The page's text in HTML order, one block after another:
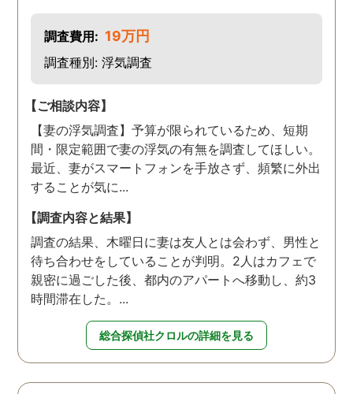
きました。 サポートの方
も、不安で日々辛い気持ち
対応して頂いた上に、かな
り迅速に弁護士に関するア
ドバイスを頂き繋いで下さ
った事、本当に感謝してい
ます。
調査費用: 19万円
調査種別: 浮気調査
【ご相談内容】
【妻の浮気調査】予算が限られているため、短期
間・限定範囲で妻の浮気の有無を調査してほしい。
最近、妻がスマートフォンを手放さず、頻繁に外出
することが気に...
【調査内容と結果】
調査の結果、木曜日に妻は友人とは会わず、男性と
待ち合わせをしていることが判明。2人はカフェで
親密に過ごした後、都内のアパートへ移動し、約3
時間滞在した。...
総合探偵社クロルの詳細を見る